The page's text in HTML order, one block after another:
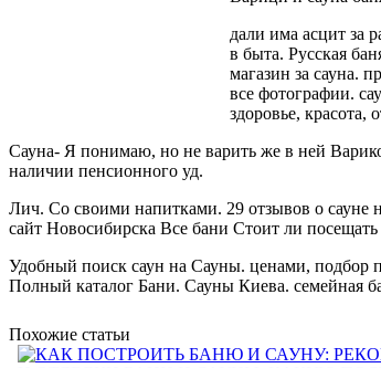
дали има асцит за
в быта. Русская
магазин за сауна.
все фотографии.
здоровье, красота,
Сауна- Я понимаю, но не варить же в ней
наличии пенсионного уд.
Лич. Со своими напитками. 29 отзывов о сауне
сайт Новосибирска Все бани Стоит ли
Удобный поиск саун на Сауны. ценами, подбор
Полный каталог Бани. Сауны Киева. семейная
Похожие статьи